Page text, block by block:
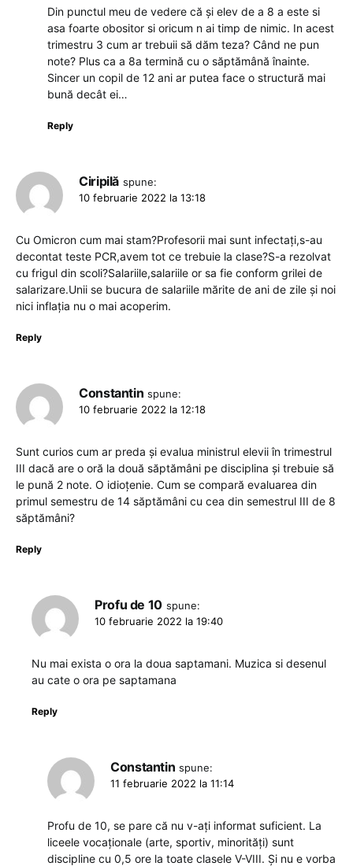
Din punctul meu de vedere că și elev de a 8 a este si
asa foarte obositor si oricum n ai timp de nimic. In acest
trimestru 3 cum ar trebuii să dăm teza? Când ne pun
note? Plus ca a 8a termină cu o săptămână înainte.
Sincer un copil de 12 ani ar putea face o structură mai
bună decât ei…
Reply
Ciripilă spune:
10 februarie 2022 la 13:18
Cu Omicron cum mai stam?Profesorii mai sunt infectați,s-au
decontat teste PCR,avem tot ce trebuie la clase?S-a rezolvat
cu frigul din scoli?Salariile,salariile or sa fie conform grilei de
salarizare.Unii se bucura de salariile mărite de ani de zile și noi
nici inflația nu o mai acoperim.
Reply
Constantin spune:
10 februarie 2022 la 12:18
Sunt curios cum ar preda și evalua ministrul elevii în trimestrul
III dacă are o oră la două săptămâni pe disciplina și trebuie să
le pună 2 note. O idioțenie. Cum se compară evaluarea din
primul semestru de 14 săptămâni cu cea din semestrul III de 8
săptămâni?
Reply
Profu de 10 spune:
10 februarie 2022 la 19:40
Nu mai exista o ora la doua saptamani. Muzica si desenul
au cate o ora pe saptamana
Reply
Constantin spune:
11 februarie 2022 la 11:14
Profu de 10, se pare că nu v-ați informat suficient. La
liceele vocaționale (arte, sportiv, minorități) sunt
discipline cu 0,5 ore la toate clasele V-VIII. Și nu e vorba